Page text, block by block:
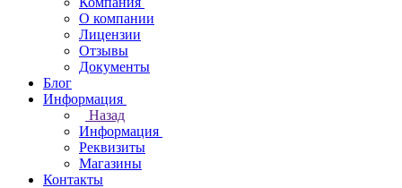
О компании
Лицензии
Отзывы
Документы
Блог
Информация
Назад
Информация
Реквизиты
Магазины
Контакты